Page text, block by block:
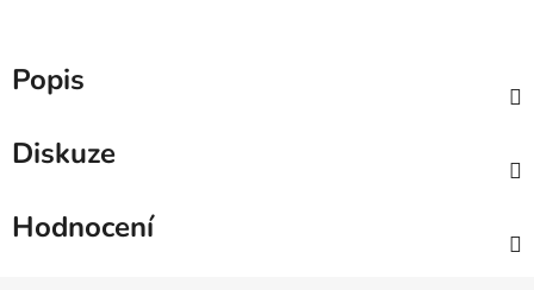
Popis
Diskuze
Hodnocení